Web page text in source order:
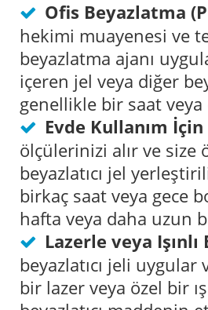
Ofis Beyazlatma
hekimi muayenesi ve
beyazlatma ajanı
içeren jel veya diğer
genellikle bir saat
Evde Kullanım
ölçülerinizi alır ve
beyazlatıcı jel
birkaç saat veya gece
hafta veya daha uzun
Lazerle veya
beyazlatıcı jeli
bir lazer veya özel bir